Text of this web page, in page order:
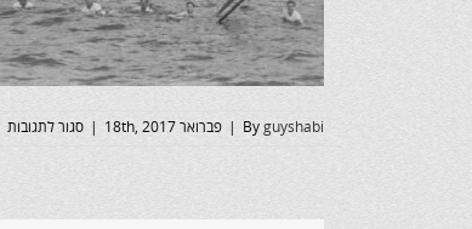
By guyshabi פברואר 18th, 2017 סגור לתגובותעל